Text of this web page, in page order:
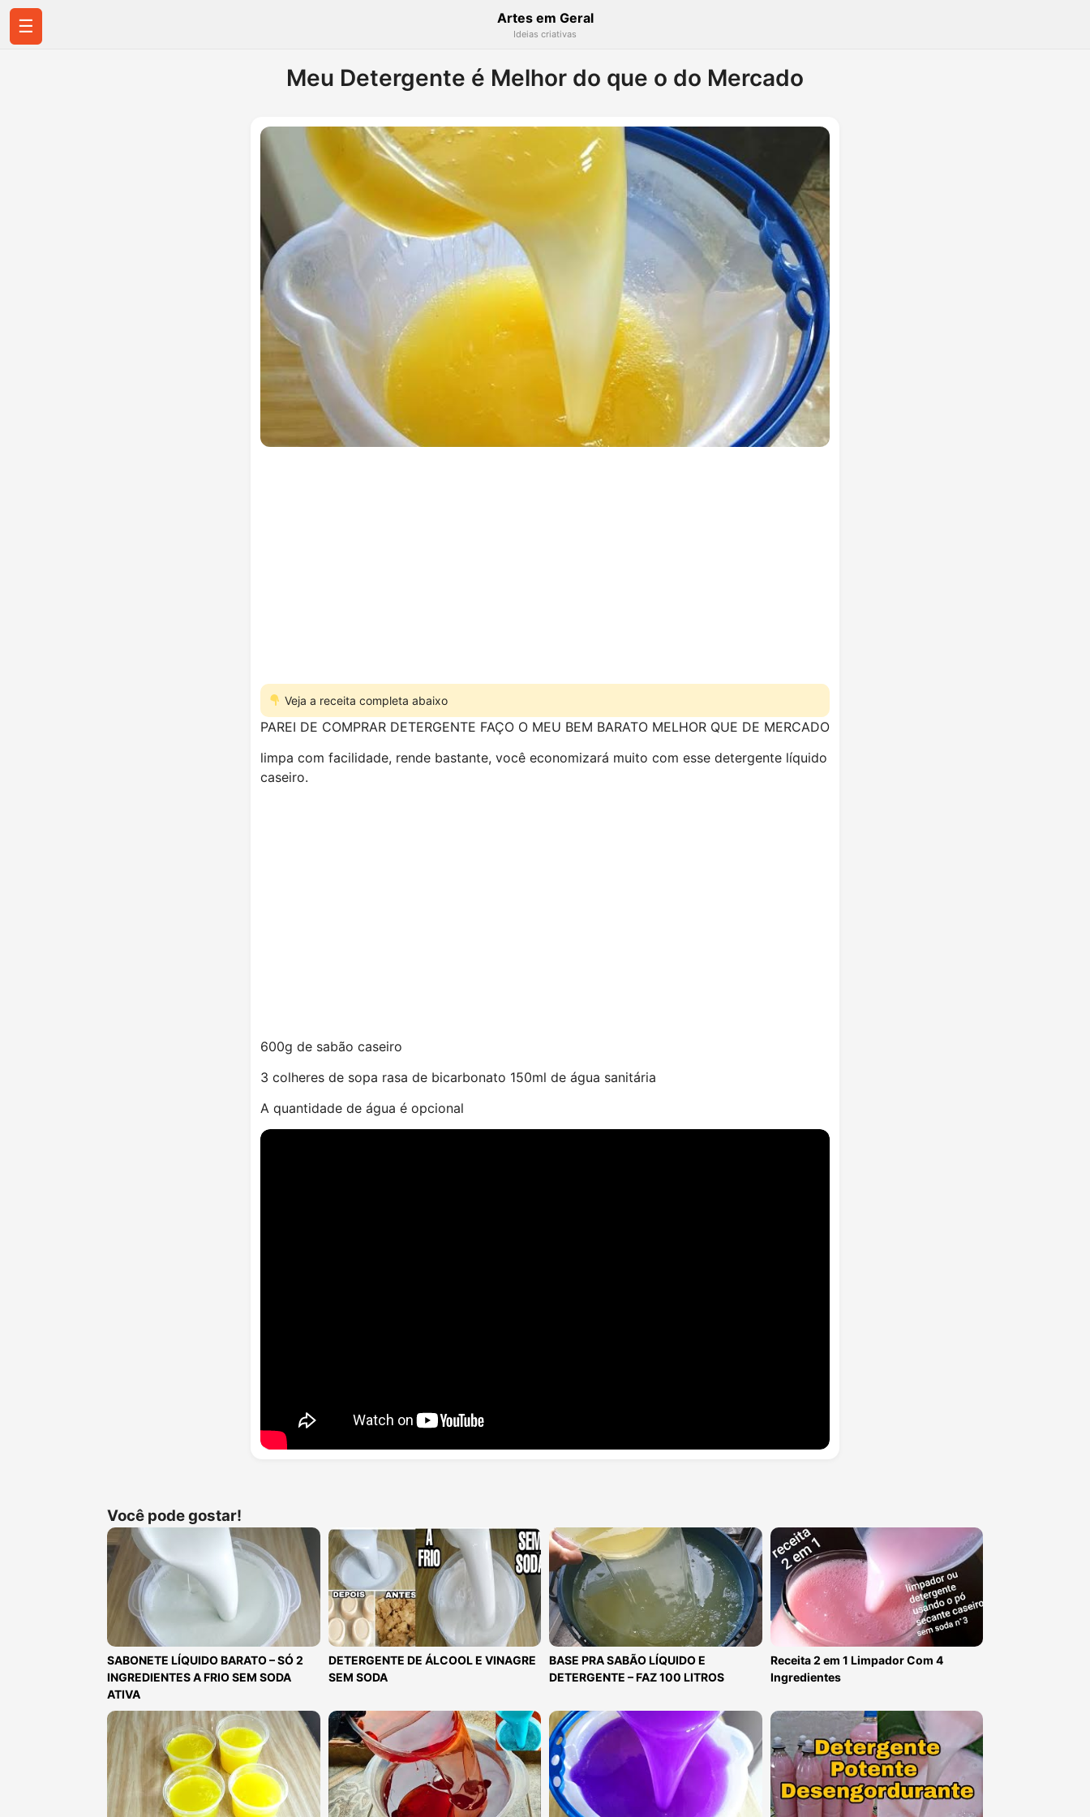
☰ Artes em Geral
Ideias criativas
Meu Detergente é Melhor do que o do Mercado
Veja a receita completa abaixo
PAREI DE COMPRAR DETERGENTE FAÇO O MEU BEM BARATO MELHOR QUE DE MERCADO
limpa com facilidade, rende bastante, você economizará muito com esse detergente líquido
caseiro.
600g de sabão caseiro
3 colheres de sopa rasa de bicarbonato 150ml de água sanitária
A quantidade de água é opcional
Você pode gostar!
SABONETE LÍQUIDO BARATO – SÓ 2
INGREDIENTES A FRIO SEM SODA
ATIVA
DETERGENTE DE ÁLCOOL E VINAGRE
SEM SODA
BASE PRA SABÃO LÍQUIDO E
DETERGENTE – FAZ 100 LITROS
Receita 2 em 1 Limpador Com 4
Ingredientes